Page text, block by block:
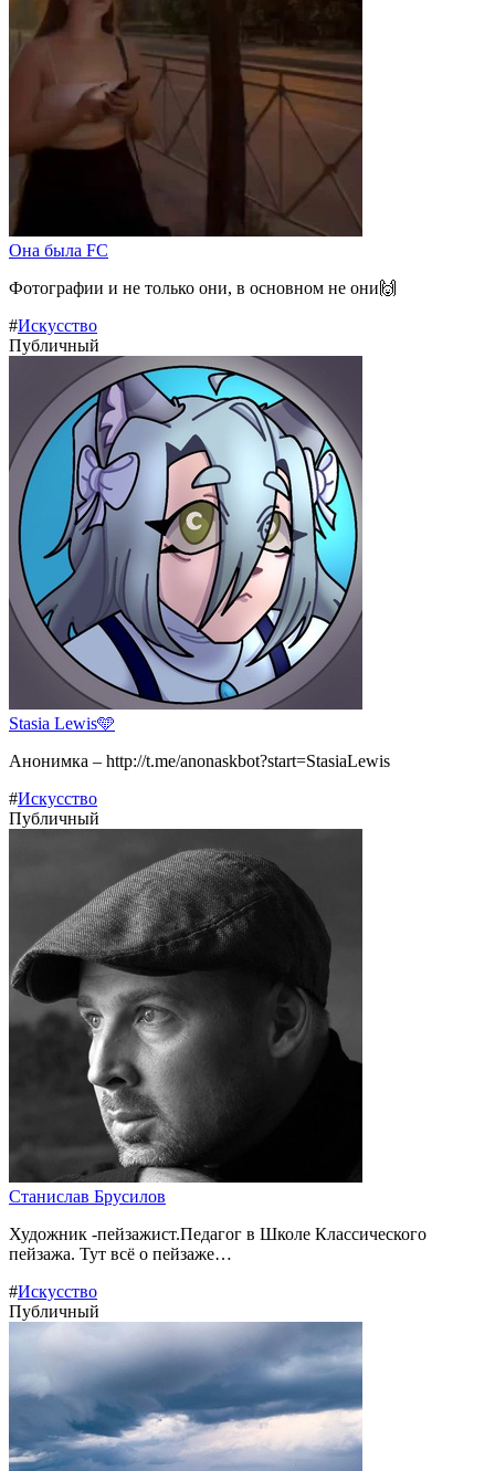
Она была FC
Фотографии и не только они, в основном не они🙌
#Искусство
Публичный
Stasia Lewis🩵
Анонимка – http://t.me/anonaskbot?start=StasiaLewis
#Искусство
Публичный
Станислав Брусилов
Художник -пейзажист.Педагог в Школе Классического
пейзажа. Тут всё о пейзаже…
#Искусство
Публичный